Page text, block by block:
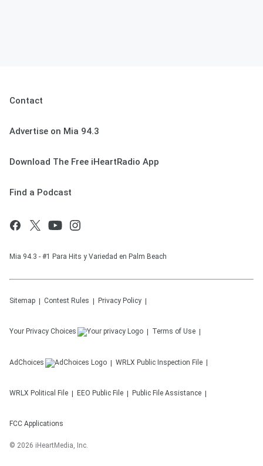
Contact
Advertise on Mia 94.3
Download The Free iHeartRadio App
Find a Podcast
Mia 94.3 - #1 Para Hits y Variedad en Palm Beach
Sitemap Contest Rules Privacy Policy
Your Privacy Choices Terms of Use
AdChoices WRLX Public Inspection File
WRLX Political File EEO Public File Public File Assistance
FCC Applications
© 2026 iHeartMedia, Inc.